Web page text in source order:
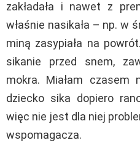
zakładała i nawet z
właśnie nasikała – np. w
miną zasypiała na
sikanie przed snem,
mokra. Miałam czasem
dziecko sika dopiero
więc nie jest dla niej
wspomagacza.